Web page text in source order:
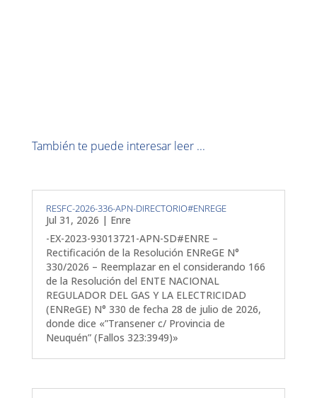
También te puede interesar leer ...
RESFC-2026-336-APN-DIRECTORIO#ENREGE
Jul 31, 2026 | Enre
-EX-2023-93013721-APN-SD#ENRE –
Rectificación de la Resolución ENReGE N°
330/2026 – Reemplazar en el considerando 166
de la Resolución del ENTE NACIONAL
REGULADOR DEL GAS Y LA ELECTRICIDAD
(ENReGE) N° 330 de fecha 28 de julio de 2026,
donde dice «”Transener c/ Provincia de
Neuquén” (Fallos 323:3949)»